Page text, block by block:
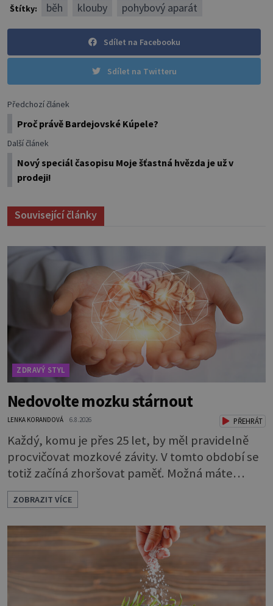
Štítky: běh klouby pohybový aparát
Sdílet na Facebooku
Sdílet na Twitteru
Předchozí článek
Proč právě Bardejovské Kúpele?
Další článek
Nový speciál časopisu Moje šťastná hvězda je už v
prodeji!
Související články
ZDRAVÝ STYL
Nedovolte mozku stárnout
LENKA KORANDOVÁ 6.8.2026 PŘEHRÁT
Každý, komu je přes 25 let, by měl pravidelně
procvičovat mozkové závity. V tomto období se
totiž začíná zhoršovat paměť. Možná máte
problém vzpomenout si na jméno kolegy z
práce. Nebo marně v paměti lovíte název
knížky, kterou jste nedávno přečetli. Je to
opravdu tak, s věkem jako kdyby se paměť
Procvičujte mozkové závity. Není to nijak slož
ZOBRAZIT VÍCE